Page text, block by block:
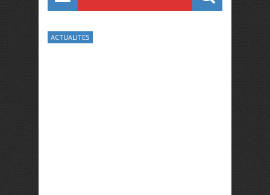
ACTUALITÉS